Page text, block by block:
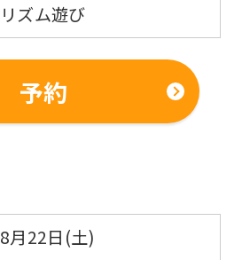
リズム遊び
予約
8月22日(土)